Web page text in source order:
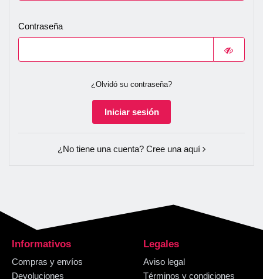
Contraseña
¿Olvidó su contraseña?
Iniciar sesión
¿No tiene una cuenta? Cree una aquí
Informativos
Compras y envíos
Devoluciones
Legales
Aviso legal
Términos y condiciones